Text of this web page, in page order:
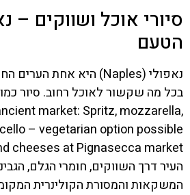
סיורי אוכל ושווקים –
הטעם
market: Spritz, mozzarella,
העיר דרך השווקים, חומרי הגלם,
המשקאות והמסורת הקולינרית